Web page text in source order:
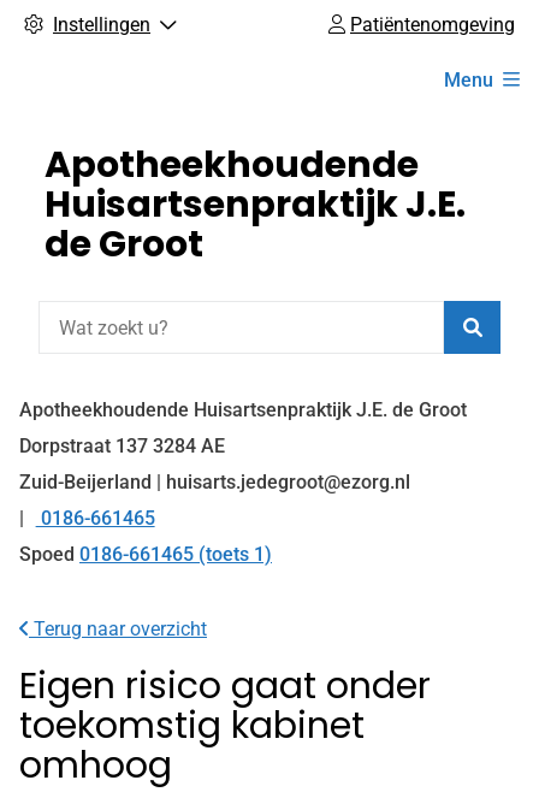
Instellingen Patiëntenomgeving
Menu
Apotheekhoudende
Huisartsenpraktijk J.E.
de Groot
Apotheekhoudende Huisartsenpraktijk J.E. de Groot
Dorpstraat 137 3284 AE
Zuid-Beijerland | huisarts.jedegroot@ezorg.nl
Tel:
0186-661465
Spoed 0186-661465 (toets 1)
Terug naar overzicht
Eigen risico gaat onder
toekomstig kabinet
omhoog